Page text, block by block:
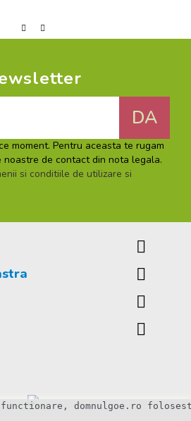
moment. Pentru aceasta te rugam
de contact din nota legala.
si conditiile de utilizare si




functionare, domnulgoe.ro